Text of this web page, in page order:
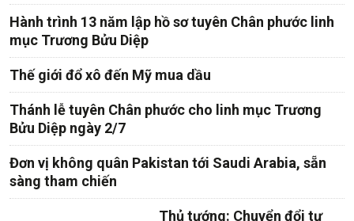
Hành trình 13 năm lập hồ sơ tuyên Chân phước linh
mục Trương Bửu Diệp
Thế giới đổ xô đến Mỹ mua dầu
Thánh lễ tuyên Chân phước cho linh mục Trương
Bửu Diệp ngày 2/7
Đơn vị không quân Pakistan tới Saudi Arabia, sẵn
sàng tham chiến
Thủ tướng: Chuyển đổi tư